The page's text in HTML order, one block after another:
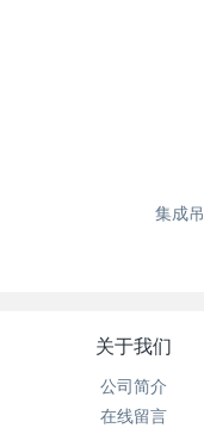
集成
关于我们
公司简介
在线留言